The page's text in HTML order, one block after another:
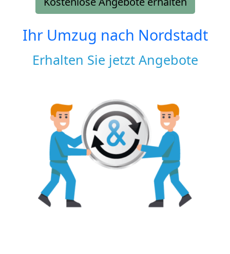
Ihr Umzug nach Nordstadt
Erhalten Sie jetzt Angebote